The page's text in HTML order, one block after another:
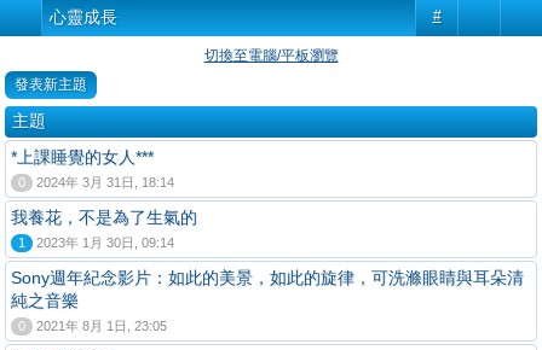
#
心靈成長
切換至電腦/平板瀏覽
發表新主題
主題
*上課睡覺的女人***
0 2024年 3月 31日, 18:14
我養花，不是為了生氣的
1 2023年 1月 30日, 09:14
Sony週年紀念影片：如此的美景，如此的旋律，可洗滌眼睛與耳朵清
純之音樂
0 2021年 8月 1日, 23:05